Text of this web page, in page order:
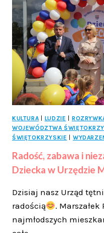
KULTURA LUDZIE
WOJEWÓDZTWA
ŚWIĘTOKRZYSKIE
Radość, zabawa i
Dziecka w Urzędzie
Dzisiaj nasz Urząd
radością
. Marszałek
najmłodszych